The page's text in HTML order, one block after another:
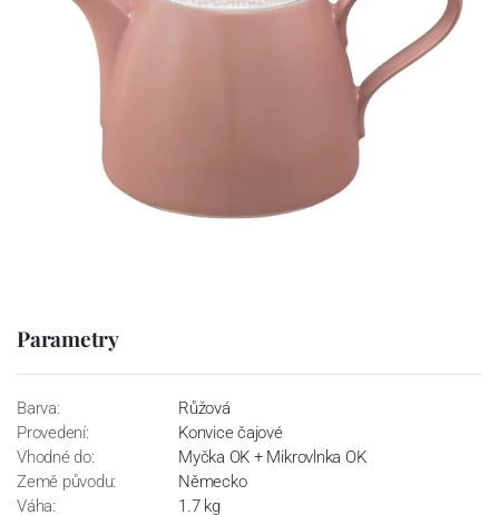
Parametry
Barva:
Růžová
Provedení:
Konvice čajové
Vhodné do:
Myčka OK + Mikrovlnka OK
Země původu:
Německo
Váha:
1.7 kg